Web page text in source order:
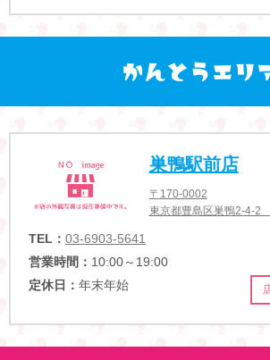
巣鴨駅前店
〒170-0002
東京都豊島区巣鴨2-4-2
TEL： 03-6903-5641
営業時間： 10:00～19:00
定休日： 年末年始